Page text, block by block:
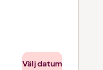
Välj datum